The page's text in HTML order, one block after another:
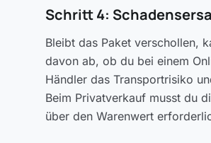
Schritt 4:
Bleibt das Paket verschollen,
davon ab, ob du bei einem
Händler das Transportrisiko
Beim Privatverkauf musst du
über den Warenwert